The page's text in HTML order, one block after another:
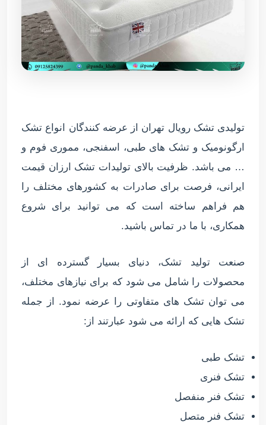
تولیدی تشک رویال تهران از عرضه کنندگان انواع تشک
ارگونومیک و تشک های طبی، اسفنجی، مموری فوم و
… می باشد. ظرفیت بالای تولیدات تشک ارزان قیمت
ایرانی، فرصت برای صادرات به کشورهای مختلف را
هم فراهم ساخته است که می توانید برای شروع
همکاری، با ما در تماس باشید.
صنعت تولید تشک، دنیای بسیار گسترده ای از
محصولات را شامل می شود که برای نیازهای مختلف،
می توان تشک های متفاوتی را عرضه نمود. از جمله
تشک هایی که ارائه می شود عبارتند از:
تشک طبی
تشک فنری
تشک فنر منفصل
تشک فنر متصل